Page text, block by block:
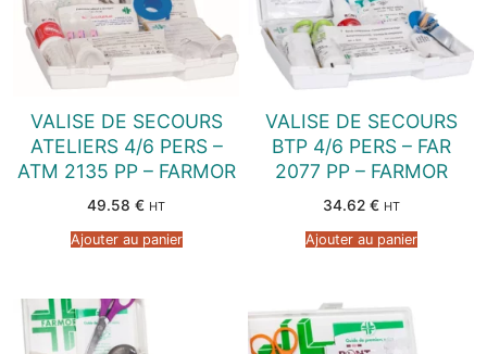
VALISE DE SECOURS
ATELIERS 4/6 PERS –
ATM 2135 PP – FARMOR
49.58 € HT
Ajouter au panier
VALISE DE SECOURS
BTP 4/6 PERS – FAR
2077 PP – FARMOR
34.62 € HT
Ajouter au panier